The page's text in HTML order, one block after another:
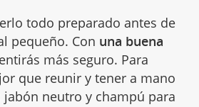
todo preparado antes de
pequeño. Con una buena
más seguro. Para
que reunir y tener a mano
neutro y champú para